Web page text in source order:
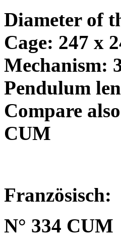
Diameter of
Cage: 247 x
Mechanism:
Pendulum
Compare
CUM
Französisch:
N° 334 CUM